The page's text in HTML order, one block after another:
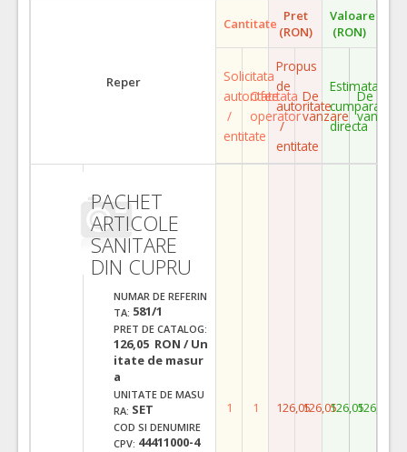
Reper
Cantitate Pret
(RON)
Valoare
(RON)
Solicitata
autoritate
/
entitate
Ofertata
operator
Propus
de
autoritate
/
entitate
De
vanzare
Estimata
cumparare
directa
De
vanzare
PACHET
ARTICOLE
SANITARE
DIN CUPRU
NUMAR DE REFERIN
TA: 581/1
PRET DE CATALOG:
126,05 RON / Un
itate de masur
a
UNITATE DE MASU
RA: SET
COD SI DENUMIRE
CPV: 44411000-4
1 1 126,05126,05126,05126,05